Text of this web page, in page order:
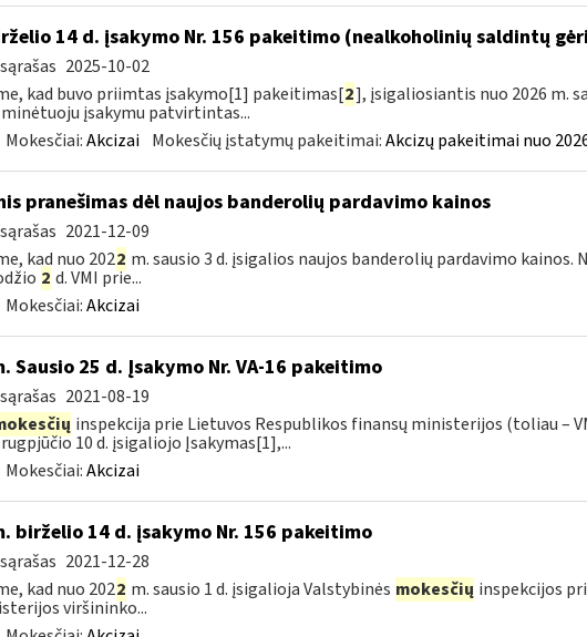
14 d. įsakymo Nr. 156 pakeitimo (nealkoholinių saldintų
2025-10-02
kad buvo priimtas įsakymo[1] pakeitimas[2], įsigaliosiantis nuo 2026 m.
įsakymu patvirtintas...
Mokesčiai:Akcizai Mokesčių įstatymų pakeitimai:Akcizų pakeitimai nuo
pranešimas dėl naujos banderolių pardavimo kainos
2021-12-09
kad nuo 2022 m. sausio 3 d. įsigalios naujos banderolių pardavimo
2 d. VMI prie...
Mokesčiai:Akcizai
Sausio 25 d. Įsakymo Nr. VA-16 pakeitimo
2021-08-19
inspekcija prie Lietuvos Respublikos finansų ministerijos (toliau –
10 d. įsigaliojo Įsakymas[1],...
Mokesčiai:Akcizai
birželio 14 d. įsakymo Nr. 156 pakeitimo
2021-12-28
kad nuo 2022 m. sausio 1 d. įsigalioja Valstybinės mokesčių inspekcijos
viršininko...